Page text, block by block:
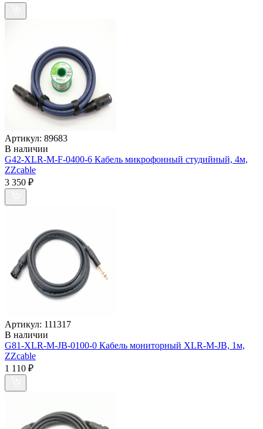
Артикул: 89683
В наличии
G42-XLR-M-F-0400-6 Кабель микрофонный студийный, 4м,
ZZcable
3 350 ₽
Артикул: 111317
В наличии
G81-XLR-M-JB-0100-0 Кабель мониторный XLR-M-JB, 1м,
ZZcable
1 110 ₽